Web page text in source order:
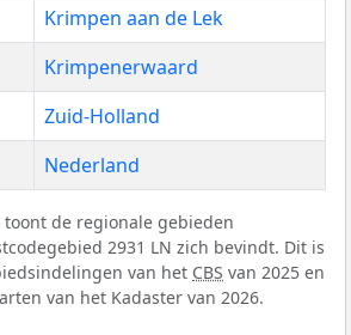
Krimpen aan de Lek
Krimpenerwaard
Zuid-Holland
Nederland
toont de regionale gebieden
2931 LN zich bevindt. Dit is
van het CBS van 2025 en
van het Kadaster van 2026.